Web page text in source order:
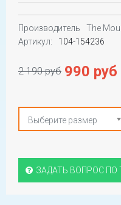
Производитель
The
Артикул:
104-154236
2 190 руб 990 руб
Выберите размер
ЗАДАТЬ ВОПРОС ПО